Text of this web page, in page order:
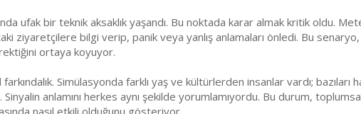
ufak bir teknik aksaklık yaşandı. Bu noktada karar almak kritik oldu.
ziyaretçilere bilgi verip, panik veya yanlış anlamaları önledi. Bu
ortaya koyuyor.
Simülasyonda farklı yaş ve kültürlerden insanlar vardı; bazıları
Sinyalin anlamını herkes aynı şekilde yorumlamıyordu. Bu durum,
nasıl etkili olduğunu gösteriyor.